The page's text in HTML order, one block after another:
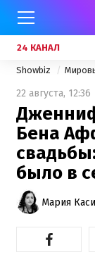
24 КАНАЛ
Showbiz
22 августа, 12:36
Бена
было в
Мария